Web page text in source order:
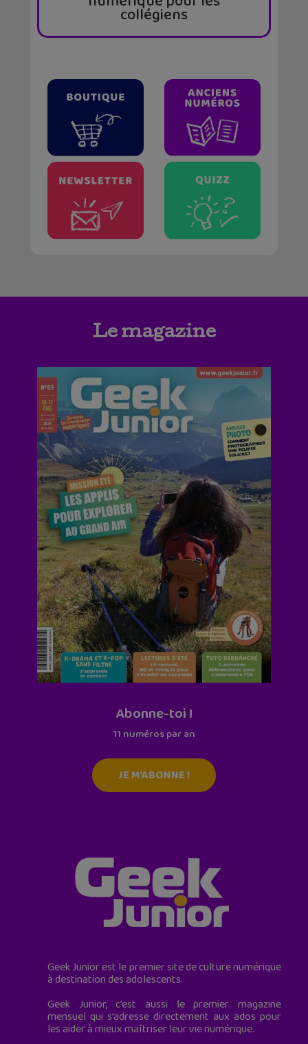
collégiens
Le magazine
Abonne-toi !
11 numéros par an
JE M'ABONNE !
Geek Junior est le premier site de culture numérique
à destination des adolescents.
Geek Junior, c’est aussi le premier magazine
mensuel qui s’adresse directement aux ados pour
les aider à mieux maîtriser leur vie numérique.